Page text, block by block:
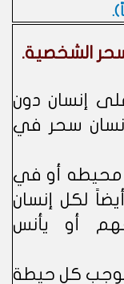
.
الشخصية.
إنسان دون
سحر في
محيطه أو في
لكل إنسان
أو يأنس
كل حيطة